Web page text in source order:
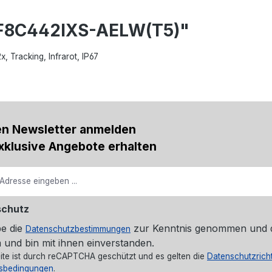
AELW(T5)"
Tracking, Infrarot, IP67
Newsletter anmelden
Angebote erhalten
die Datenschutzbestimmungen zur Kenntnis genommen und
und bin mit ihnen einverstanden.
ist durch reCAPTCHA geschützt und es gelten die
.